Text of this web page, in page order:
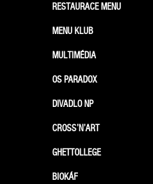
RESTAURACE MENU
MENU KLUB
MULTIMÉDIA
OS PARADOX
DIVADLO NP
CROSS’N’ART
GHETTOLLEGE
BIOKÁF